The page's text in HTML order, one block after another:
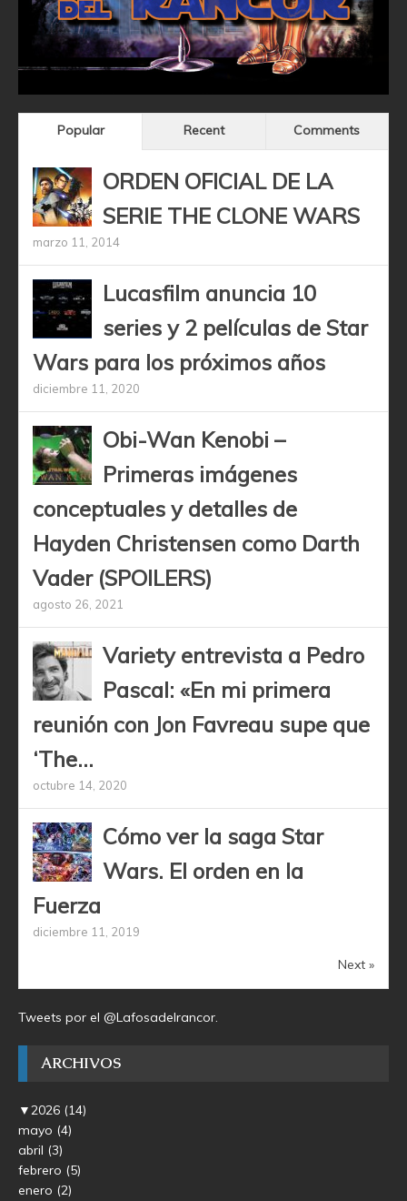
Popular Recent Comments
ORDEN OFICIAL DE LA
SERIE THE CLONE WARS
marzo 11, 2014
Lucasfilm anuncia 10
series y 2 películas de Star
Wars para los próximos años
diciembre 11, 2020
Obi-Wan Kenobi –
Primeras imágenes
conceptuales y detalles de
Hayden Christensen como Darth
Vader (SPOILERS)
agosto 26, 2021
Variety entrevista a Pedro
Pascal: «En mi primera
reunión con Jon Favreau supe que
‘The...
octubre 14, 2020
Cómo ver la saga Star
Wars. El orden en la
Fuerza
diciembre 11, 2019
Next »
Tweets por el @Lafosadelrancor.
ARCHIVOS
▼2026 (14)
mayo (4)
abril (3)
febrero (5)
enero (2)